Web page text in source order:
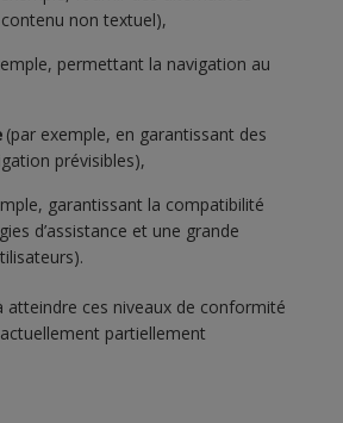
non textuel),
permettant la navigation au
(par exemple, en garantissant des
prévisibles),
garantissant la compatibilité
d’assistance et une grande
atteindre ces niveaux de conformité
partiellement